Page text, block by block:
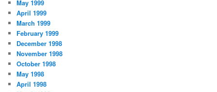
May 1999
April 1999
March 1999
February 1999
December 1998
November 1998
October 1998
May 1998
April 1998